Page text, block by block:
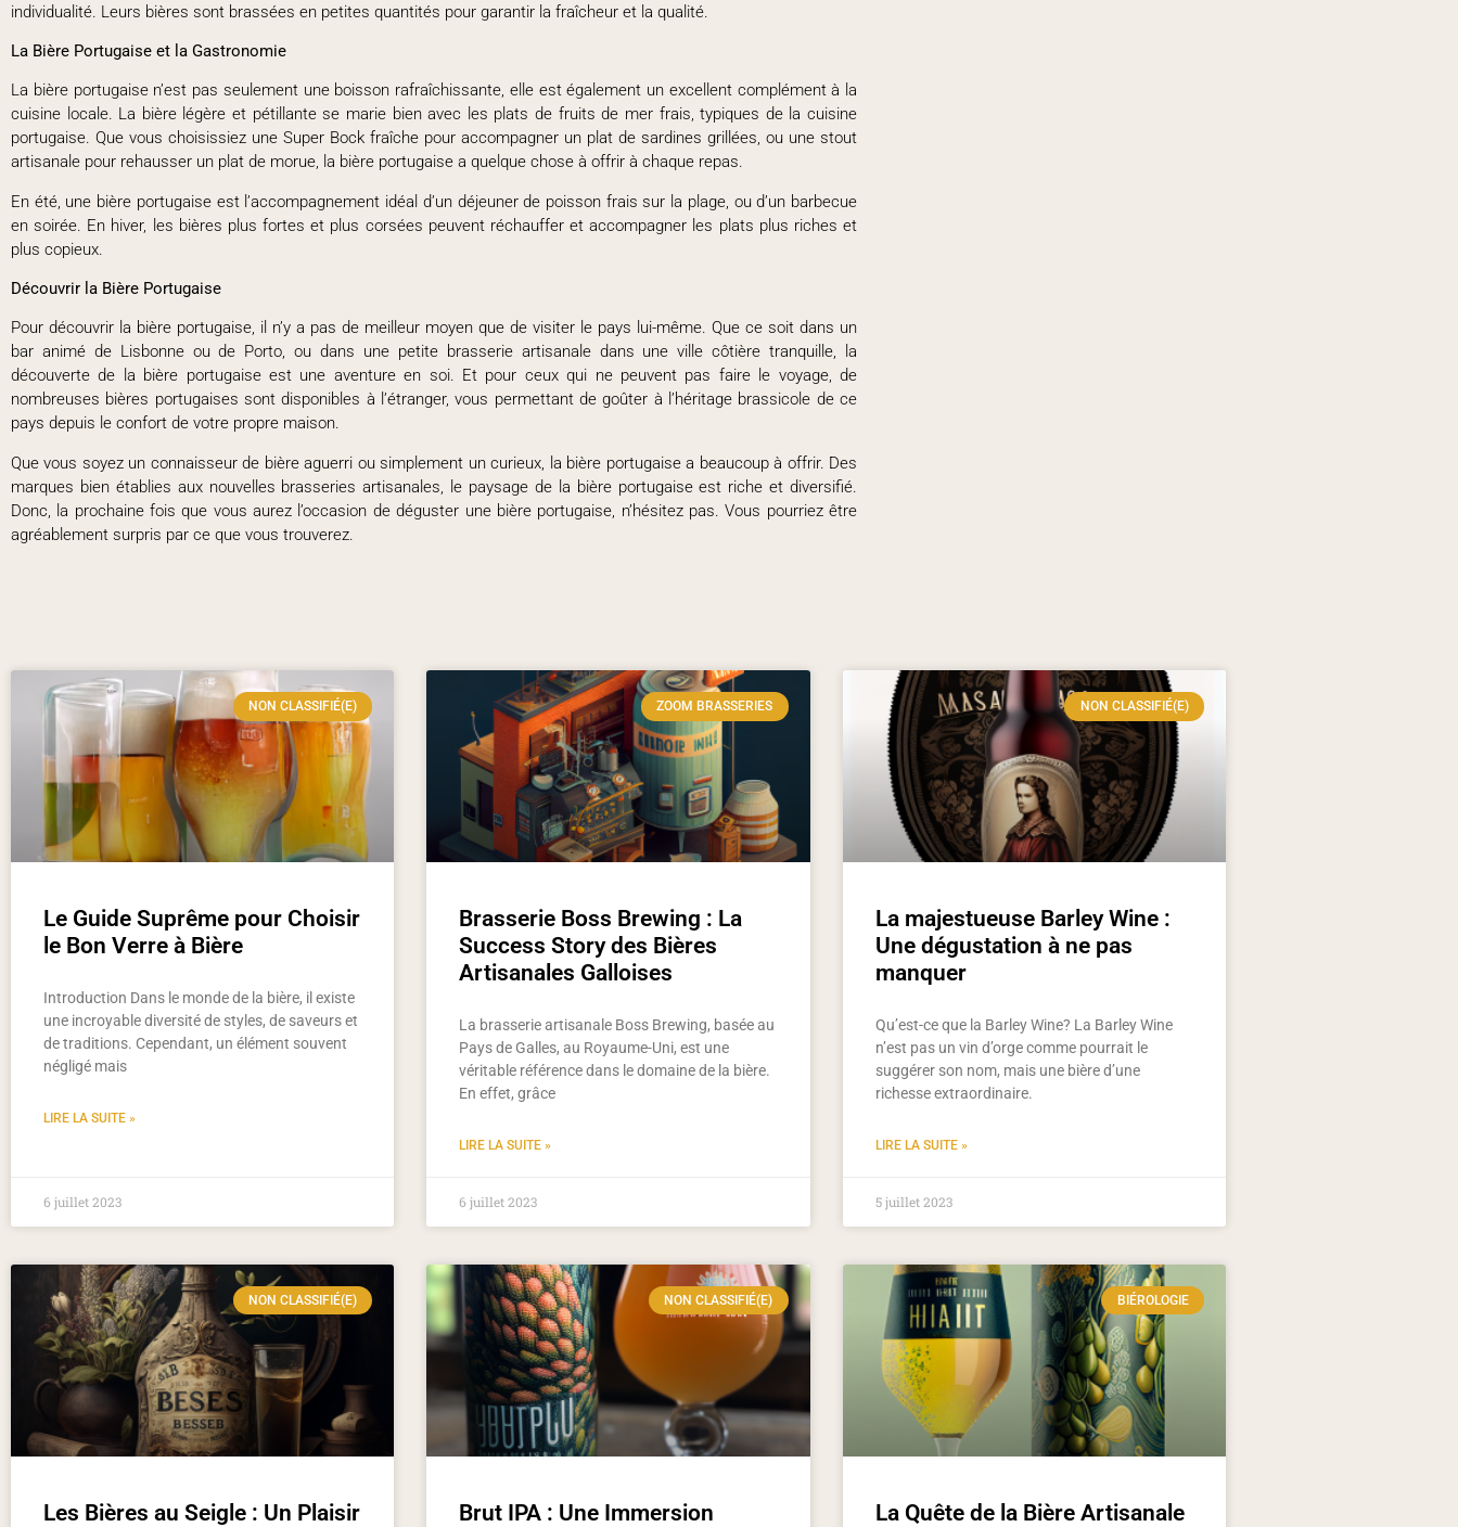
individualité. Leurs bières sont brassées en petites quantités pour garantir la fraîcheur et la qualité.
La Bière Portugaise et la Gastronomie
La bière portugaise n’est pas seulement une boisson rafraîchissante, elle est également un excellent complément à la
cuisine locale. La bière légère et pétillante se marie bien avec les plats de fruits de mer frais, typiques de la cuisine
portugaise. Que vous choisissiez une Super Bock fraîche pour accompagner un plat de sardines grillées, ou une stout
artisanale pour rehausser un plat de morue, la bière portugaise a quelque chose à offrir à chaque repas.
En été, une bière portugaise est l’accompagnement idéal d’un déjeuner de poisson frais sur la plage, ou d’un barbecue
en soirée. En hiver, les bières plus fortes et plus corsées peuvent réchauffer et accompagner les plats plus riches et
plus copieux.
Découvrir la Bière Portugaise
Pour découvrir la bière portugaise, il n’y a pas de meilleur moyen que de visiter le pays lui-même. Que ce soit dans un
bar animé de Lisbonne ou de Porto, ou dans une petite brasserie artisanale dans une ville côtière tranquille, la
découverte de la bière portugaise est une aventure en soi. Et pour ceux qui ne peuvent pas faire le voyage, de
nombreuses bières portugaises sont disponibles à l’étranger, vous permettant de goûter à l’héritage brassicole de ce
pays depuis le confort de votre propre maison.
Que vous soyez un connaisseur de bière aguerri ou simplement un curieux, la bière portugaise a beaucoup à offrir. Des
marques bien établies aux nouvelles brasseries artisanales, le paysage de la bière portugaise est riche et diversifié.
Donc, la prochaine fois que vous aurez l’occasion de déguster une bière portugaise, n’hésitez pas. Vous pourriez être
agréablement surpris par ce que vous trouverez.
NON CLASSIFIÉ(E)
Le Guide Suprême pour Choisir
le Bon Verre à Bière
Introduction Dans le monde de la bière, il existe
une incroyable diversité de styles, de saveurs et
de traditions. Cependant, un élément souvent
négligé mais
LIRE LA SUITE »
6 juillet 2023
ZOOM BRASSERIES
Brasserie Boss Brewing : La
Success Story des Bières
Artisanales Galloises
La brasserie artisanale Boss Brewing, basée au
Pays de Galles, au Royaume-Uni, est une
véritable référence dans le domaine de la bière.
En effet, grâce
LIRE LA SUITE »
6 juillet 2023
NON CLASSIFIÉ(E)
La majestueuse Barley Wine :
Une dégustation à ne pas
manquer
Qu’est-ce que la Barley Wine? La Barley Wine
n’est pas un vin d’orge comme pourrait le
suggérer son nom, mais une bière d’une
richesse extraordinaire.
LIRE LA SUITE »
5 juillet 2023
NON CLASSIFIÉ(E)
Les Bières au Seigle : Un Plaisir
NON CLASSIFIÉ(E)
Brut IPA : Une Immersion
BIÉROLOGIE
La Quête de la Bière Artisanale